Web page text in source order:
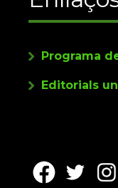
Programa
Editorials